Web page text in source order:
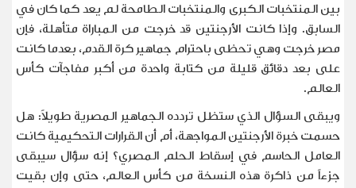
بين المنتخبات الكبرى والمنتخبات الطامحة لم يعد كما كان في
السابق. وإذا كانت الأرجنتين قد خرجت من المباراة متأهلة، فإن
مصر خرجت وهي تحظى باحترام جماهير كرة القدم، بعدما كانت
على بعد دقائق قليلة من كتابة واحدة من أكبر مفاجآت كأس
العالم.
ويبقى السؤال الذي ستظل تردده الجماهير المصرية طويلاً: هل
حسمت خبرة الأرجنتين المواجهة، أم أن القرارات التحكيمية كانت
العامل الحاسم في إسقاط الحلم المصري؟ إنه سؤال سيبقى
جزءاً من ذاكرة هذه النسخة من كأس العالم، حتى وإن بقيت